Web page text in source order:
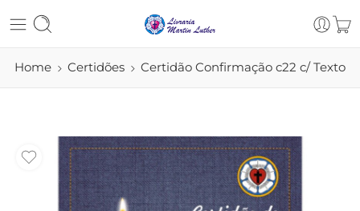
Home Certidões Certidão Confirmação c22 c/ Texto